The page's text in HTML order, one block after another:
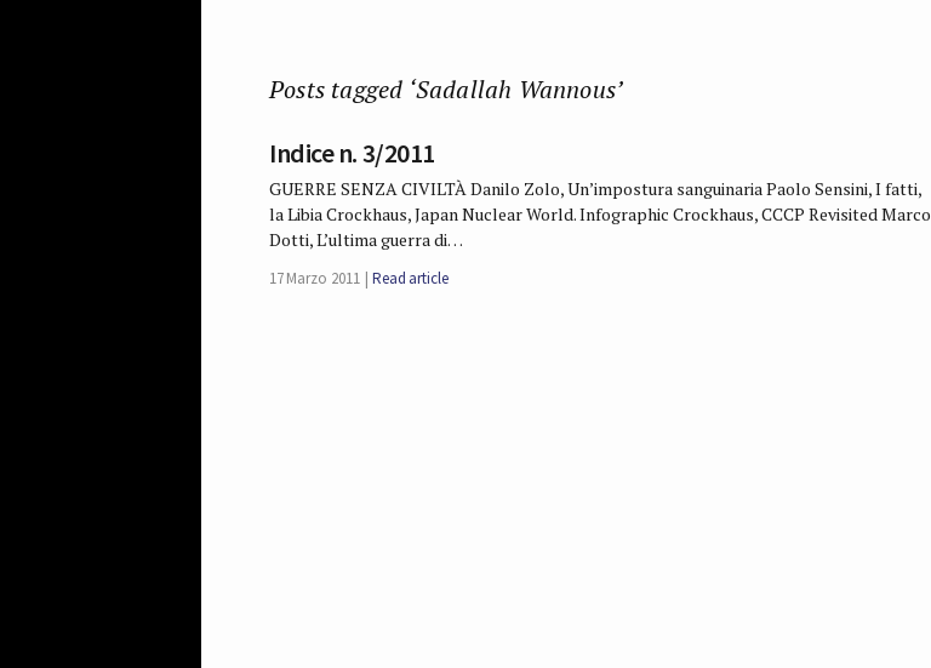
Posts tagged ‘Sadallah Wannous’
Indice n. 3/2011
GUERRE SENZA CIVILTÀ Danilo Zolo, Un’impostura sanguinaria Paolo Sensini, I fatti,
la Libia Crockhaus, Japan Nuclear World. Infographic Crockhaus, CCCP Revisited Marco
Dotti, L’ultima guerra di…
17 Marzo 2011 Read article